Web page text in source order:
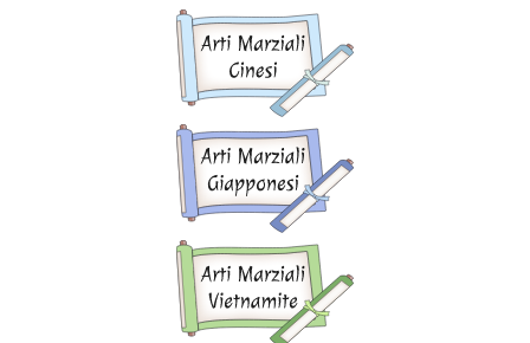
marziali
marziali
marziali